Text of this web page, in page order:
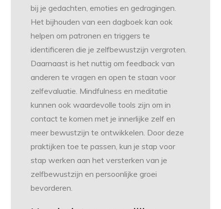
bij je gedachten, emoties en gedragingen.
Het bijhouden van een dagboek kan ook
helpen om patronen en triggers te
identificeren die je zelfbewustzijn vergroten.
Daarnaast is het nuttig om feedback van
anderen te vragen en open te staan voor
zelfevaluatie. Mindfulness en meditatie
kunnen ook waardevolle tools zijn om in
contact te komen met je innerlijke zelf en
meer bewustzijn te ontwikkelen. Door deze
praktijken toe te passen, kun je stap voor
stap werken aan het versterken van je
zelfbewustzijn en persoonlijke groei
bevorderen.